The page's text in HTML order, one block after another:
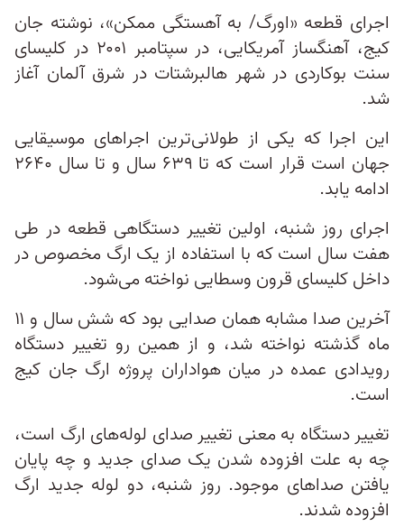
اجرای قطعه «اورگ/ به آهستگی ممکن»، نوشته جان
کیج، آهنگساز آمریکایی، در سپتامبر ۲۰۰۱ در کلیسای
سنت بوکاردی در شهر هالبرشتات در شرق آلمان آغاز
شد.
این اجرا که یکی از طولانی‌ترین اجراهای موسیقایی
جهان است قرار است که تا ۶۳۹ سال و تا سال ۲۶۴۰
ادامه یابد.
اجرای روز شنبه، اولین تغییر دستگاهی قطعه در طی
هفت سال است که با استفاده از یک ارگ مخصوص در
داخل کلیسای قرون وسطایی نواخته می‌شود.
آخرین صدا مشابه همان صدایی بود که شش سال و ۱۱
ماه گذشته نواخته شد، و از همین رو تغییر دستگاه
رویدادی عمده در میان هواداران پروژه ارگ جان کیج
است.
تغییر دستگاه به معنی تغییر صدای لوله‌های ارگ است،
چه به علت افزوده شدن یک صدای جدید و چه پایان
یافتن صداهای موجود. روز شنبه، دو لوله جدید ارگ
افزوده شدند.